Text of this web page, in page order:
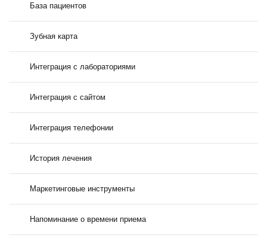
База пациентов
Зубная карта
Интеграция с лабораториями
Интеграция с сайтом
Интеграция телефонии
История лечения
Маркетинговые инструменты
Напоминание о времени приема